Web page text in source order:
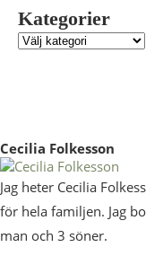
Kategorier
Cecilia Folkesson
Jag heter Cecilia
för hela familjen. Jag
man och 3 söner.